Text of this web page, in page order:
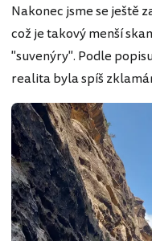
Nakonec jsme se ještě
což je takový menší
"suvenýry". Podle
realita byla spíš